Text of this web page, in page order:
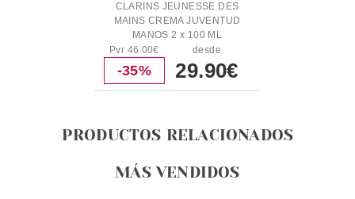
CLARINS JEUNESSE DES
MAINS CREMA JUVENTUD
MANOS 2 x 100 ML
Pvr 46.00€
-35%
desde
29.90€
PRODUCTOS RELACIONADOS
MÁS VENDIDOS